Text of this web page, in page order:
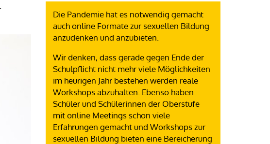
Die Pandemie hat es notwendig gemacht
auch online Formate zur sexuellen Bildung
anzudenken und anzubieten.
Wir denken, dass gerade gegen Ende der
Schulpflicht nicht mehr viele Möglichkeiten
im heurigen Jahr bestehen werden reale
Workshops abzuhalten. Ebenso haben
Schüler und Schülerinnen der Oberstufe
mit online Meetings schon viele
Erfahrungen gemacht und Workshops zur
sexuellen Bildung bieten eine Bereicherung